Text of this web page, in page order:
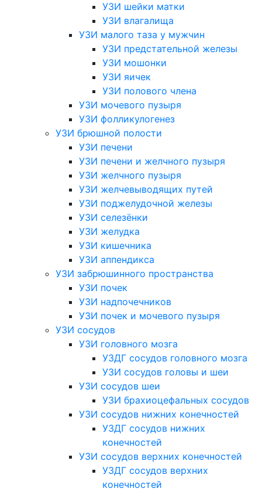
УЗИ шейки матки
УЗИ влагалища
УЗИ малого таза у мужчин
УЗИ предстательной железы
УЗИ мошонки
УЗИ яичек
УЗИ полового члена
УЗИ мочевого пузыря
УЗИ фолликулогенез
УЗИ брюшной полости
УЗИ печени
УЗИ печени и желчного пузыря
УЗИ желчного пузыря
УЗИ желчевыводящих путей
УЗИ поджелудочной железы
УЗИ селезёнки
УЗИ желудка
УЗИ кишечника
УЗИ аппендикса
УЗИ забрюшинного пространства
УЗИ почек
УЗИ надпочечников
УЗИ почек и мочевого пузыря
УЗИ сосудов
УЗИ головного мозга
УЗДГ сосудов головного мозга
УЗИ сосудов головы и шеи
УЗИ сосудов шеи
УЗИ брахиоцефальных сосудов
УЗИ сосудов нижних конечностей
УЗДГ сосудов нижних
конечностей
УЗИ сосудов верхних конечностей
УЗДГ сосудов верхних
конечностей